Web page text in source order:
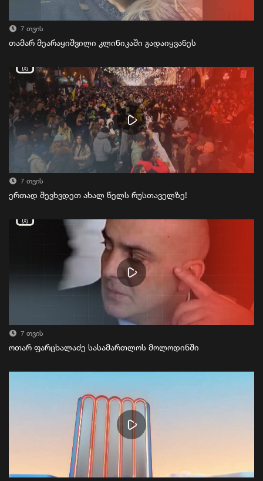
7 თვის
თამარ მეარაყიშვილი კლინიკაში გადაიყვანეს
7 თვის
ერთად შევხვდეთ ახალ წელს რუსთაველზე!
7 თვის
ოთარ ფარცხალაძე სასამართლოს მოლოდინში